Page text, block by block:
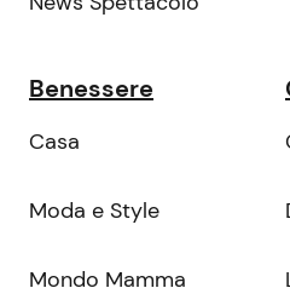
Benessere
Casa
Moda e Style
Mondo Mamma